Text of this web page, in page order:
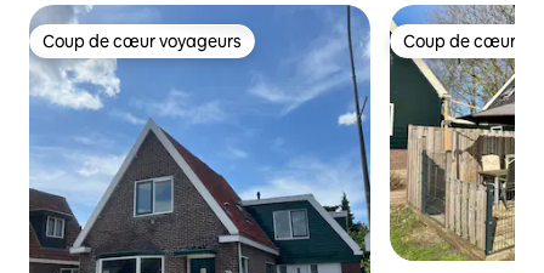
Coup de cœur voyageurs
Coup de cœur voyageurs Coup de cœur
Coup de cœur